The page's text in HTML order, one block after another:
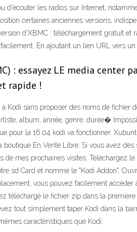
d'écouter les radios sur Internet,
certaines anciennes versions,
d'XBMC : téléchargement gratuit
En ajoutant un lien URL vers
: essayez LE media
rapide !
Kodi sans proposer des noms de fichier
album, année, genre, durée�
pour la 16.04 kodi va fonctionner.
En Vente Libre. Si vous avez
de mes prochaines visites. Téléchargez
sd Card et nommé le "Kodi Addon".
vous pouvez facilement
téléchargé le fichier zip dans la
tout simplement taper Kodi dans la
caractéristiques que Kodi.